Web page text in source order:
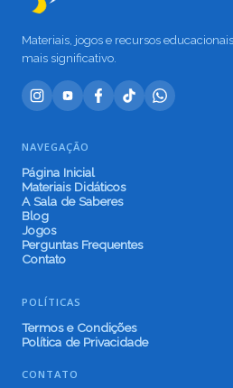
Materiais, jogos e recursos
mais significativo.
NAVEGAÇÃO
Página Inicial
Materiais Didáticos
A Sala de Saberes
Blog
Jogos
Perguntas Frequentes
Contato
POLÍTICAS
Termos e Condições
Política de Privacidade
CONTATO